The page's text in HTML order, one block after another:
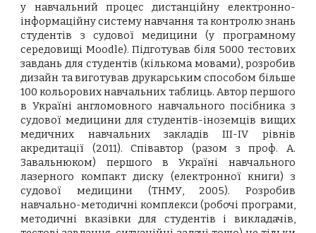
у навчальний процес дистанційну електронно-
інформаційну систему навчання та контролю знань
студентів з судової медицини (у програмному
середовищі Moodle). Підготував біля 5000 тестових
завдань для студентів (кількома мовами), розробив
дизайн та виготував друкарським способом більше
100 кольорових навчальних таблиць. Автор першого
в Україні англомовного навчального посібника з
судової медицини для студентів-іноземців вищих
медичних навчальних закладів III-IV рівнів
акредитації (2011). Співавтор (разом з проф. А.
Завальнюком) першого в Україні навчального
лазерного компакт диску (електронної книги) з
судової медицини (ТНМУ, 2005). Розробив
навчально-методичні комплекси (робочі програми,
методичні вказівки для студентів і викладачів,